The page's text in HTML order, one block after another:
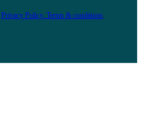
Privacy Policy. Terms & conditions